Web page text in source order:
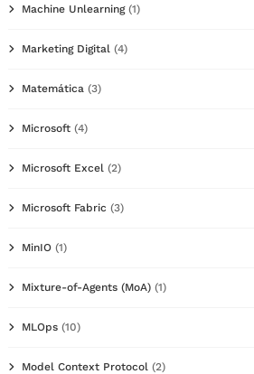
Machine Unlearning(1)
Marketing Digital (4)
Matemática (3)
Microsoft (4)
Microsoft Excel (2)
Microsoft Fabric (3)
MinIO (1)
Mixture-of-Agents (MoA) (1)
MLOps (10)
Model Context Protocol (2)